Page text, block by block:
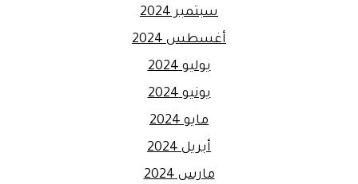
سبتمبر 2024
أغسطس 2024
يوليو 2024
يونيو 2024
مايو 2024
أبريل 2024
مارس 2024